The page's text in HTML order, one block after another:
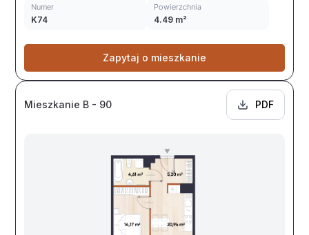
Numer
K74
Powierzchnia
4.49 m²
Zapytaj o mieszkanie
Mieszkanie B - 90 PDF